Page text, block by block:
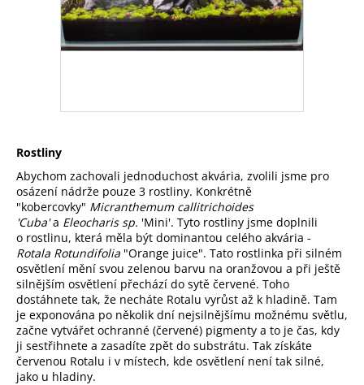
Rostliny
Abychom zachovali jednoduchost akvária, zvolili jsme pro
osázení nádrže pouze 3 rostliny. Konkrétně
"kobercovky" Micranthemum callitrichoides
'Cuba' a Eleocharis sp. 'Mini'. Tyto rostliny jsme doplnili
o rostlinu, která měla být dominantou celého akvária -
Rotala Rotundifolia "Orange juice". Tato rostlinka při silném
osvětlení mění svou zelenou barvu na oranžovou a při ještě
silnějším osvětlení přechází do sytě červené. Toho
dostáhnete tak, že necháte Rotalu vyrůst až k hladině. Tam
je exponována po několik dní nejsilnějšímu možnému světlu,
začne vytvářet ochranné (červené) pigmenty a to je čas, kdy
ji sestřihnete a zasadíte zpět do substrátu. Tak získáte
červenou Rotalu i v místech, kde osvětlení není tak silné,
jako u hladiny.